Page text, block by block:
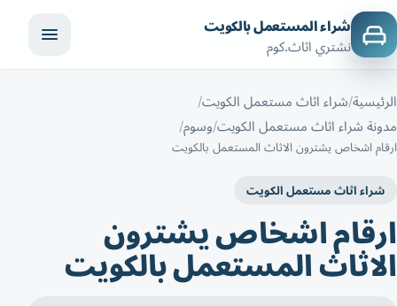
شراء المستعمل بالكويت
نشتري اثاث.كوم
الرئيسية شراء اثاث مستعمل الكويت
مدونة شراء اثاث مستعمل الكويت وسوم
ارقام اشخاص يشترون الاثاث المستعمل بالكويت
شراء اثاث مستعمل الكويت
ارقام اشخاص يشترون
الاثاث المستعمل بالكويت